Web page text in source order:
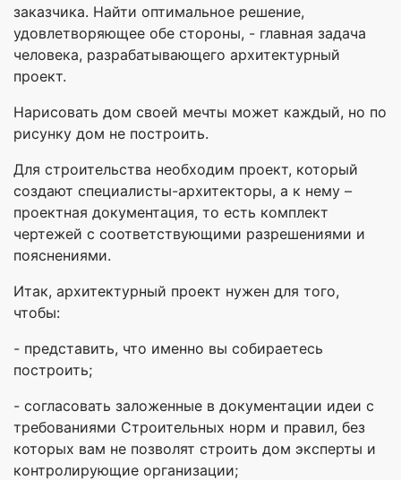
заказчика. Найти оптимальное решение,
удовлетворяющее обе стороны, - главная задача
человека, разрабатывающего архитектурный
проект.
Нарисовать дом своей мечты может каждый, но по
рисунку дом не построить.
Для строительства необходим проект, который
создают специалисты-архитекторы, а к нему –
проектная документация, то есть комплект
чертежей с соответствующими разрешениями и
пояснениями.
Итак, архитектурный проект нужен для того,
чтобы:
- представить, что именно вы собираетесь
построить;
- согласовать заложенные в документации идеи с
требованиями Строительных норм и правил, без
которых вам не позволят строить дом эксперты и
контролирующие организации;